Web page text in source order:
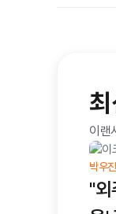
이랜
박우
"